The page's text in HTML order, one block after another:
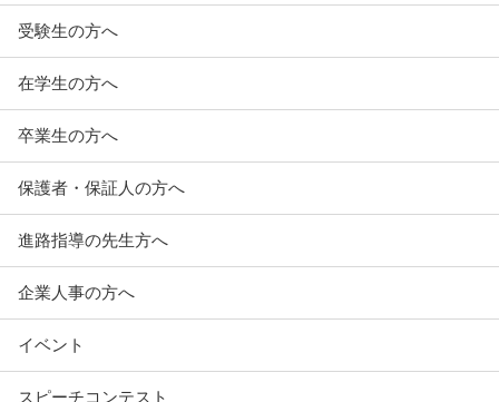
受験生の方へ
在学生の方へ
卒業生の方へ
保護者・保証人の方へ
進路指導の先生方へ
企業人事の方へ
イベント
スピーチコンテスト